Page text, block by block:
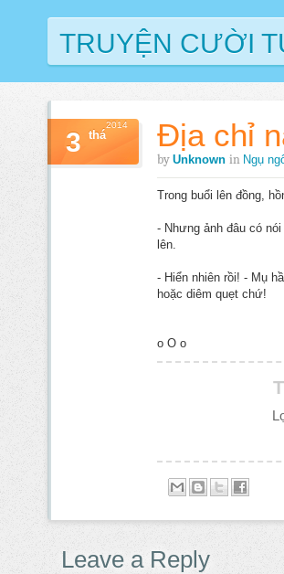
TRUYỆN CƯỜI
Địa chỉ
by Unknown in Ngụ
3 thá
2014
Trong buổi lên đồng,
- Nhưng ảnh đâu có
lên.
- Hiển nhiên rồi! - Mụ
hoặc diêm quẹt chứ!
o O o
Leave a Reply